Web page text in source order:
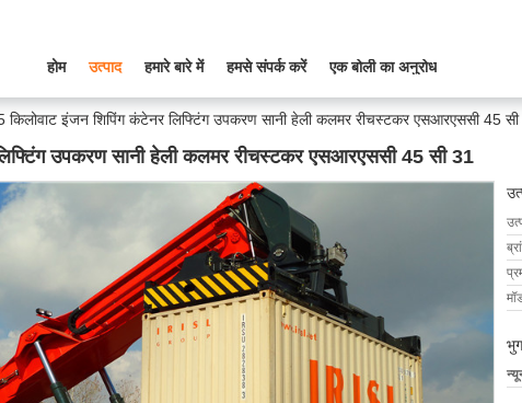
होम उत्पाद हमारे बारे में हमसे संपर्क करें एक बोली का अनुरोध
किलोवाट इंजन शिपिंग कंटेनर लिफ्टिंग उपकरण सानी हेली कलमर रीचस्टकर एसआरएससी 45 सी
उपकरण सानी हेली कलमर रीचस्टकर एसआरएससी 45 सी 31